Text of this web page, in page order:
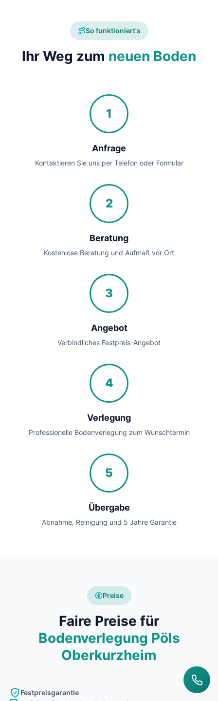
So funktioniert's
Ihr Weg zum neuen Boden
1
Anfrage
Kontaktieren Sie uns per Telefon oder Formular
2
Beratung
Kostenlose Beratung und Aufmaß vor Ort
3
Angebot
Verbindliches Festpreis-Angebot
4
Verlegung
Professionelle Bodenverlegung zum Wunschtermin
5
Übergabe
Abnahme, Reinigung und 5 Jahre Garantie
Preise
Faire Preise für
Bodenverlegung Pöls
Oberkurzheim
Festpreisgarantie